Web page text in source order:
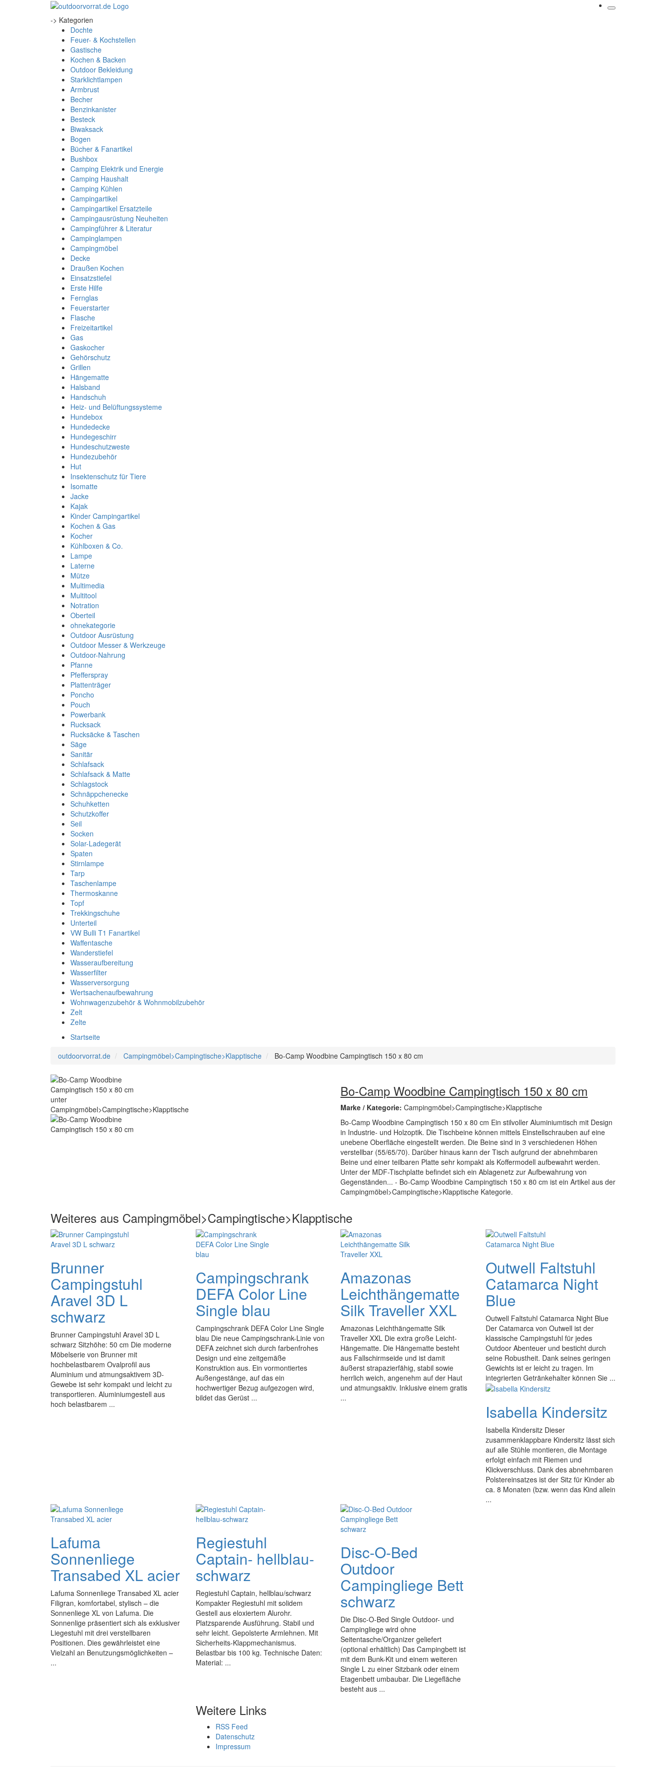
-> Kategorien
Dochte
Feuer- & Kochstellen
Gastische
Kochen & Backen
Outdoor Bekleidung
Starklichtlampen
Armbrust
Becher
Benzinkanister
Besteck
Biwaksack
Bogen
Bücher & Fanartikel
Bushbox
Camping Elektrik und Energie
Camping Haushalt
Camping Kühlen
Campingartikel
Campingartikel Ersatzteile
Campingausrüstung Neuheiten
Campingführer & Literatur
Campinglampen
Campingmöbel
Decke
Draußen Kochen
Einsatzstiefel
Erste Hilfe
Fernglas
Feuerstarter
Flasche
Freizeitartikel
Gas
Gaskocher
Gehörschutz
Grillen
Hängematte
Halsband
Handschuh
Heiz- und Belüftungssysteme
Hundebox
Hundedecke
Hundegeschirr
Hundeschutzweste
Hundezubehör
Hut
Insektenschutz für Tiere
Isomatte
Jacke
Kajak
Kinder Campingartikel
Kochen & Gas
Kocher
Kühlboxen & Co.
Lampe
Laterne
Mütze
Multimedia
Multitool
Notration
Oberteil
ohnekategorie
Outdoor Ausrüstung
Outdoor Messer & Werkzeuge
Outdoor-Nahrung
Pfanne
Pfefferspray
Plattenträger
Poncho
Pouch
Powerbank
Rucksack
Rucksäcke & Taschen
Säge
Sanitär
Schlafsack
Schlafsack & Matte
Schlagstock
Schnäppchenecke
Schuhketten
Schutzkoffer
Seil
Socken
Solar-Ladegerät
Spaten
Stirnlampe
Tarp
Taschenlampe
Thermoskanne
Topf
Trekkingschuhe
Unterteil
VW Bulli T1 Fanartikel
Waffentasche
Wanderstiefel
Wasseraufbereitung
Wasserfilter
Wasserversorgung
Wertsachenaufbewahrung
Wohnwagenzubehör & Wohnmobilzubehör
Zelt
Zelte
Startseite
outdoorvorrat.de
Campingmöbel>Campingtische>Klapptische Bo-Camp Woodbine Campingtisch 150 x 80 cm
Bo-Camp Woodbine Campingtisch 150 x 80 cm
Marke / Kategorie: Campingmöbel>Campingtische>Klapptische
Bo-Camp Woodbine Campingtisch 150 x 80 cm Ein stilvoller Aluminiumtisch mit Design
in Industrie- und Holzoptik. Die Tischbeine können mittels Einstellschrauben auf eine
unebene Oberfläche eingestellt werden. Die Beine sind in 3 verschiedenen Höhen
verstellbar (55/65/70). Darüber hinaus kann der Tisch aufgrund der abnehmbaren
Beine und einer teilbaren Platte sehr kompakt als Koffermodell aufbewahrt werden.
Unter der MDF-Tischplatte befindet sich ein Ablagenetz zur Aufbewahrung von
Gegenständen... - Bo-Camp Woodbine Campingtisch 150 x 80 cm ist ein Artikel aus der
Campingmöbel>Campingtische>Klapptische Kategorie.
Weiteres aus Campingmöbel>Campingtische>Klapptische
Brunner
Campingstuhl
Aravel 3D L
schwarz
Brunner Campingstuhl Aravel 3D L
schwarz Sitzhöhe: 50 cm Die moderne
Möbelserie von Brunner mit
hochbelastbarem Ovalprofil aus
Aluminium und atmungsaktivem 3D-
Gewebe ist sehr kompakt und leicht zu
transportieren. Aluminiumgestell aus
hoch belastbarem ...
Campingschrank
DEFA Color Line
Single blau
Campingschrank DEFA Color Line Single
blau Die neue Campingschrank-Linie von
DEFA zeichnet sich durch farbenfrohes
Design und eine zeitgemäße
Konstruktion aus. Ein vormontiertes
Außengestänge, auf das ein
hochwertiger Bezug aufgezogen wird,
bildet das Gerüst ...
Amazonas
Leichthängematte
Silk Traveller XXL
Amazonas Leichthängematte Silk
Traveller XXL Die extra große Leicht-
Hängematte. Die Hängematte besteht
aus Fallschirmseide und ist damit
äußerst strapazierfähig, stabil sowie
herrlich weich, angenehm auf der Haut
und atmungsaktiv. Inklusive einem gratis
...
Outwell Faltstuhl
Catamarca Night
Blue
Outwell Faltstuhl Catamarca Night Blue
Der Catamarca von Outwell ist der
klassische Campingstuhl für jedes
Outdoor Abenteuer und besticht durch
seine Robustheit. Dank seines geringen
Gewichts ist er leicht zu tragen. Im
integrierten Getränkehalter können Sie ...
Isabella Kindersitz
Isabella Kindersitz Dieser
zusammenklappbare Kindersitz lässt sich
auf alle Stühle montieren, die Montage
erfolgt einfach mit Riemen und
Klickverschluss. Dank des abnehmbaren
Polstereinsatzes ist der Sitz für Kinder ab
ca. 8 Monaten (bzw. wenn das Kind allein
...
Lafuma
Sonnenliege
Transabed XL acier
Lafuma Sonnenliege Transabed XL acier
Filigran, komfortabel, stylisch – die
Sonnenliege XL von Lafuma. Die
Sonnenlige präsentiert sich als exklusiver
Liegestuhl mit drei verstellbaren
Positionen. Dies gewährleistet eine
Vielzahl an Benutzungsmöglichkeiten –
...
Regiestuhl
Captain- hellblau-
schwarz
Regiestuhl Captain, hellblau/schwarz
Kompakter Regiestuhl mit solidem
Gestell aus eloxiertem Alurohr.
Platzsparende Ausführung. Stabil und
sehr leicht. Gepolsterte Armlehnen. Mit
Sicherheits-Klappmechanismus.
Belastbar bis 100 kg. Technische Daten:
Material: ...
Disc-O-Bed
Outdoor
Campingliege Bett
schwarz
Die Disc-O-Bed Single Outdoor- und
Campingliege wird ohne
Seitentasche/Organizer geliefert
(optional erhältlich) Das Campingbett ist
mit dem Bunk-Kit und einem weiteren
Single L zu einer Sitzbank oder einem
Etagenbett umbaubar. Die Liegefläche
besteht aus ...
Weitere Links
RSS Feed
Datenschutz
Impressum